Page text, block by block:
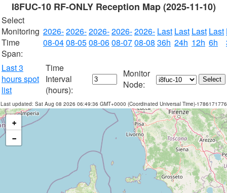
I8FUC-10 RF-ONLY Reception Map (2025-11-10)
Select
Monitoring
Time
Span:
2026-
08-04
2026-
08-05
2026-
08-06
2026-
08-07
2026-
08-08
Last
36h
Last
24h
Last
12h
Last
6h
Last 3
hours spot
list
Time
Interval
(hours):
Monitor
Node:
Last updated: Sat Aug 08 2026 06:49:36 GMT+0000 (Coordinated Universal Time)-1786171776
+
−